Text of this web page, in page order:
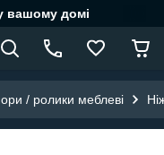
вашому домі
/ ролики меблеві